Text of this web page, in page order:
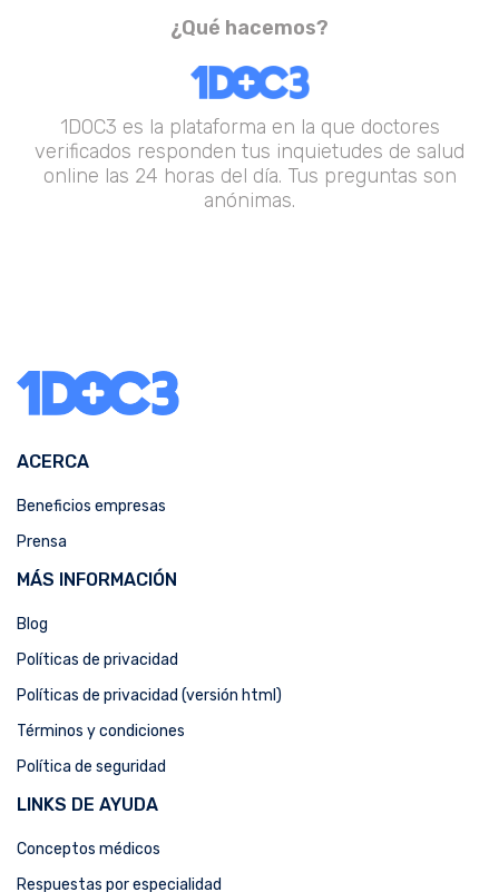
¿Qué hacemos?
1DOC3 es la plataforma en la que doctores
verificados responden tus inquietudes de salud
online las 24 horas del día. Tus preguntas son
anónimas.
ACERCA
Beneficios empresas
Prensa
MÁS INFORMACIÓN
Blog
Políticas de privacidad
Políticas de privacidad (versión html)
Términos y condiciones
Política de seguridad
LINKS DE AYUDA
Conceptos médicos
Respuestas por especialidad